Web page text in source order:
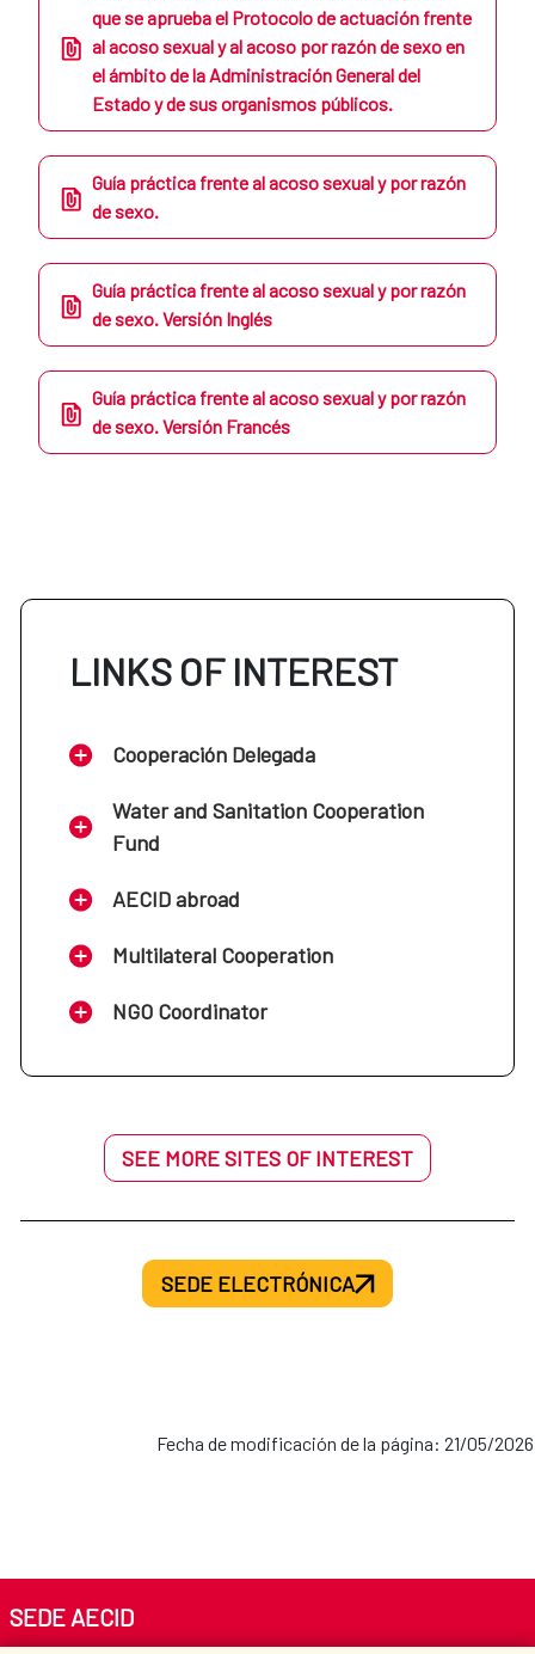
que se aprueba el Protocolo de actuación frente
al acoso sexual y al acoso por razón de sexo en
el ámbito de la Administración General del
Estado y de sus organismos públicos.
Guía práctica frente al acoso sexual y por razón
de sexo.
Guía práctica frente al acoso sexual y por razón
de sexo. Versión Inglés
Guía práctica frente al acoso sexual y por razón
de sexo. Versión Francés
LINKS OF INTEREST
Cooperación Delegada
Water and Sanitation Cooperation
Fund
AECID abroad
Multilateral Cooperation
NGO Coordinator
SEE MORE SITES OF INTEREST
SEDE ELECTRÓNICA
Fecha de modificación de la página: 21/05/2026
SEDE AECID